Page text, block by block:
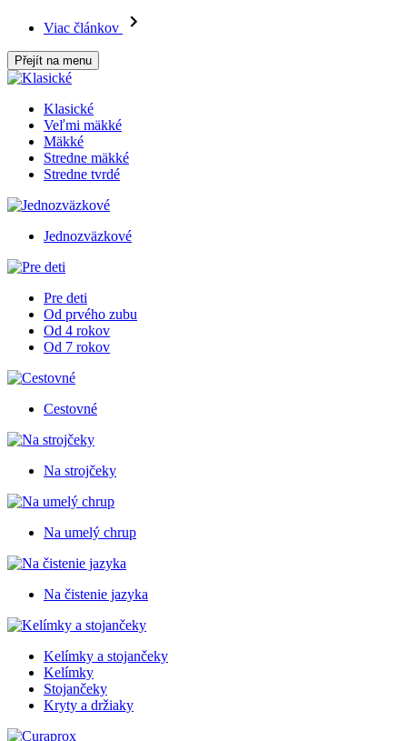
Viac článkov
Přejít na menu
Klasické
Veľmi mäkké
Mäkké
Stredne mäkké
Stredne tvrdé
Jednozväzkové
Pre deti
Od prvého zubu
Od 4 rokov
Od 7 rokov
Cestovné
Na strojčeky
Na umelý chrup
Na čistenie jazyka
Kelímky a stojančeky
Kelímky
Stojančeky
Kryty a držiaky